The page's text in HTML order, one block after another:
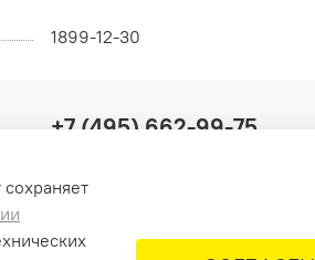
1899-12-30
+7 (495) 662-99-75